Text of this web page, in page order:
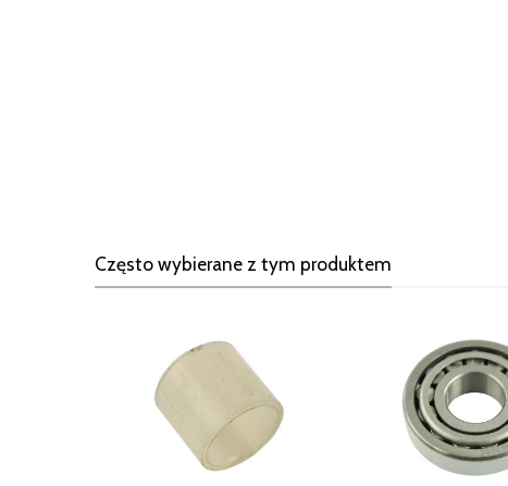
Często wybierane z tym produktem